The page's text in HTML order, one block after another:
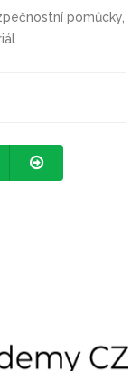
pomůcky,